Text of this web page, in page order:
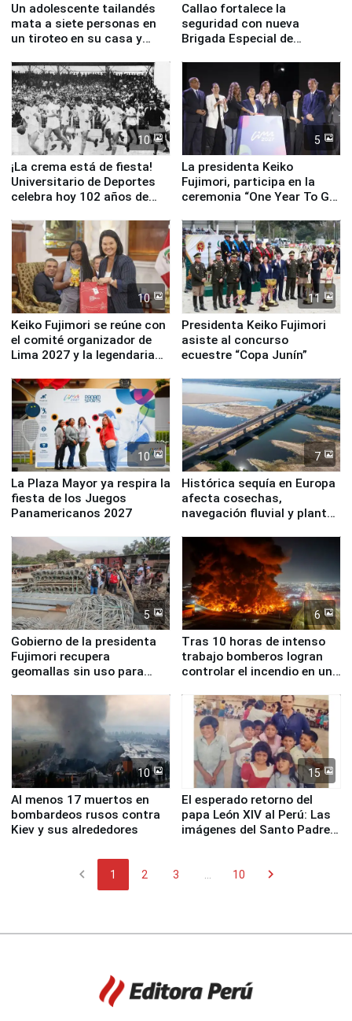
Un adolescente tailandés
mata a siete personas en
un tiroteo en su casa y
Callao fortalece la
seguridad con nueva
Brigada Especial de
equipamiento para
Serenazgo
10
¡La crema está de fiesta!
Universitario de Deportes
celebra hoy 102 años de
5
La presidenta Keiko
Fujimori, participa en la
ceremonia “One Year To Go
10
Keiko Fujimori se reúne con
el comité organizador de
Lima 2027 y la legendaria
11
Presidenta Keiko Fujimori
asiste al concurso
ecuestre “Copa Junín”
10
La Plaza Mayor ya respira la
fiesta de los Juegos
Panamericanos 2027
7
Histórica sequía en Europa
afecta cosechas,
navegación fluvial y plantas
5
Gobierno de la presidenta
Fujimori recupera
geomallas sin uso para
Fenómeno El Niño
6
Tras 10 horas de intenso
trabajo bomberos logran
controlar el incendio en una
de Chile
10
Al menos 17 muertos en
bombardeos rusos contra
Kiev y sus alrededores
15
El esperado retorno del
papa León XIV al Perú: Las
imágenes del Santo Padre
chevron_left 1 2 3 10 chevron_right